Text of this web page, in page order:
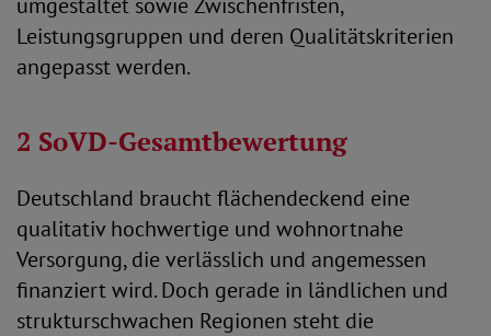
Leistungsgruppen und deren Qualitätskriterien
angepasst werden.
2 SoVD-Gesamtbewertung
Deutschland braucht flächendeckend eine
qualitativ hochwertige und wohnortnahe
Versorgung, die verlässlich und angemessen
finanziert wird. Doch gerade in ländlichen und
strukturschwachen Regionen steht die